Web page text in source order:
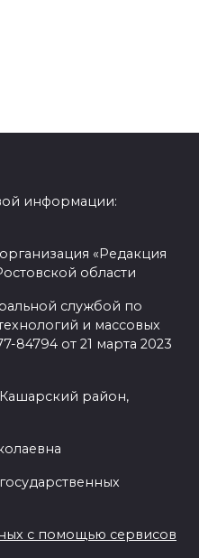
информации:
«Редакция
области
службой по
и массовых
от 21 марта 2023
район,
с помощью сервисов